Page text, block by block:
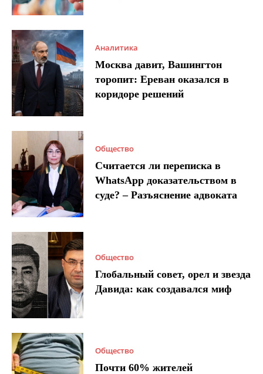
Аналитика
Москва давит, Вашингтон
торопит: Ереван оказался в
коридоре решений
Общество
Считается ли переписка в
WhatsApp доказательством в
суде? – Разъяснение адвоката
Общество
Глобальный совет, орел и звезда
Давида: как создавался миф
Общество
Почти 60% жителей